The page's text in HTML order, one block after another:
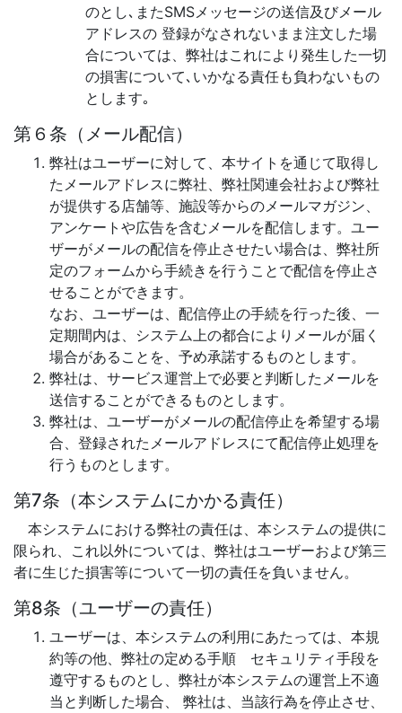
のとし､またSMSメッセージの送信及びメール
アドレスの 登録がなされないまま注文した場
合については、弊社はこれにより発生した一切
の損害について､いかなる責任も負わないもの
とします｡
第６条（メール配信）
弊社はユーザーに対して、本サイトを通じて取得し
たメールアドレスに弊社、弊社関連会社および弊社
が提供する店舗等、施設等からのメールマガジン、
アンケートや広告を含むメールを配信します。ユー
ザーがメールの配信を停止させたい場合は、弊社所
定のフォームから手続きを行うことで配信を停止さ
せることができます。
なお、ユーザーは、配信停止の手続を行った後、一
定期間内は、システム上の都合によりメールが届く
場合があることを、予め承諾するものとします。
弊社は、サービス運営上で必要と判断したメールを
送信することができるものとします。
弊社は、ユーザーがメールの配信停止を希望する場
合、登録されたメールアドレスにて配信停止処理を
行うものとします。
第7条（本システムにかかる責任）
本システムにおける弊社の責任は、本システムの提供に
限られ、これ以外については、弊社はユーザーおよび第三
者に生じた損害等について一切の責任を負いません。
第8条（ユーザーの責任）
ユーザーは、本システムの利用にあたっては、本規
約等の他、弊社の定める手順 セキュリティ手段を
遵守するものとし、弊社が本システムの運営上不適
当と判断した場合、 弊社は、当該行為を停止させ、